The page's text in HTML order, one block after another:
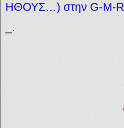
ΗΘΟΥΣ…) στην G-M-
_.